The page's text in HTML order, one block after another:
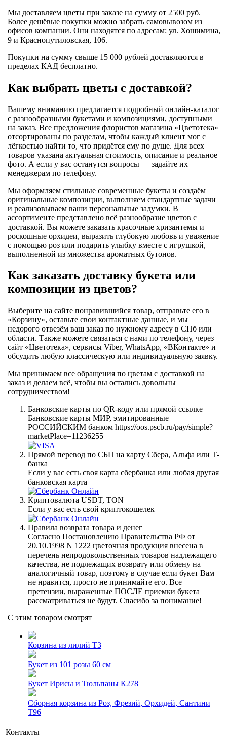
Мы доставляем цветы при заказе на сумму от 2500 руб.
Более дешёвые покупки можно забрать самовывозом из
офисов компании. Они находятся по адресам: ул. Хошимина,
9 и Краснопутиловская, 106.
Покупки на сумму свыше 15 000 рублей доставляются в
пределах КАД бесплатно.
Как выбрать цветы с доставкой?
Вашему вниманию предлагается подробный онлайн-каталог
с разнообразными букетами и композициями, доступными
на заказ. Все предложения флористов магазина «Цветотека»
отсортированы по разделам, чтобы каждый клиент мог с
лёгкостью найти то, что придётся ему по душе. Для всех
товаров указана актуальная стоимость, описание и реальное
фото. А если у вас останутся вопросы — задайте их
менеджерам по телефону.
Мы оформляем стильные современные букеты и создаём
оригинальные композиции, выполняем стандартные задачи
и реализовываем ваши персональные задумки. В
ассортименте представлено всё разнообразие цветов с
доставкой. Вы можете заказать красочные хризантемы и
роскошные орхидеи, выразить глубокую любовь и уважение
с помощью роз или подарить улыбку вместе с игрушкой,
выполненной из множества ароматных бутонов.
Как заказать доставку букета или
композиции из цветов?
Выберите на сайте понравившийся товар, отправьте его в
«Корзину», оставьте свои контактные данные, и мы
недорого отвезём ваш заказ по нужному адресу в СПб или
области. Также можете связаться с нами по телефону, через
сайт «Цветотека», сервисы Viber, WhatsApp, «ВКонтакте» и
обсудить любую классическую или индивидуальную заявку.
Мы принимаем все обращения по цветам с доставкой на
заказ и делаем всё, чтобы вы остались довольны
сотрудничеством!
Банковские карты по QR-коду или прямой ссылке
Банковские карты МИР, эмитированные
РОССИЙСКИМ банком https://oos.pscb.ru/pay/simple?
marketPlace=11236255
Прямой перевод по СБП на карту Сбера, Альфа или Т-
банка
Если у вас есть своя карта сбербанка или любая другая
банковская карта
Криптовалюта USDT, TON
Если у вас есть свой криптокошелек
Правила возврата товара и денег
Согласно Постановлению Правительства РФ от
20.10.1998 N 1222 цветочная продукция внесена в
перечень непродовольственных товаров надлежащего
качества, не подлежащих возврату или обмену на
аналогичный товар, поэтому в случае если букет Вам
не нравится, просто не принимайте его. Все
претензии, выраженные ПОСЛЕ приемки букета
рассматриваться не будут. Спасибо за понимание!
С этим товаром смотрят
Корзина из лилий Т3
Букет из 101 розы 60 см
Букет Ирисы и Тюльпаны К278
Сборная корзина из Роз, Фрезий, Орхидей, Сантини
Т96
Контакты